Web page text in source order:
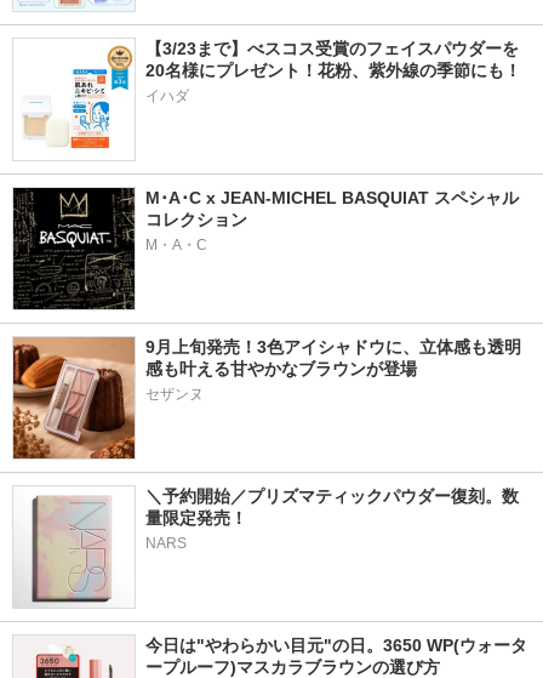
【3/23まで】べスコス受賞のフェイスパウダーを
20名様にプレゼント！花粉、紫外線の季節にも！
イハダ
M･A･C x JEAN-MICHEL BASQUIAT スペシャル
コレクション
M・A・C
9月上旬発売！3色アイシャドウに、立体感も透明
感も叶える甘やかなブラウンが登場
＼予約開始／プリズマティックパウダー復刻。数
量限定発売！
NARS
今日は"やわらかい目元"の日。3650 WP(ウォータ
ープルーフ)マスカラブラウンの選び方